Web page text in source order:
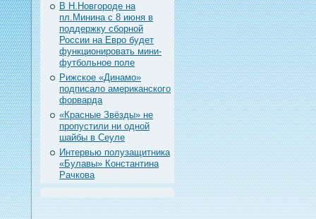
В Н.Новгороде на
пл.Минина с 8 июня в
поддержку сборной
России на Евро будет
функционировать мини-
футбольное поле
Рижское «Динамо»
подписало американского
форварда
«Красные Звёзды» не
пропустили ни одной
шайбы в Сеуле
Интервью полузащитника
«Булавы» Константина
Рачкова